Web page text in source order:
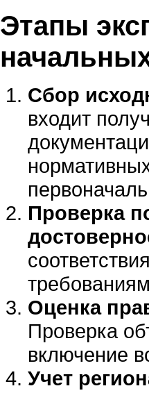
Этапы
Сбор
входит
Проверка
Оценка
Проверка
включение
Учет